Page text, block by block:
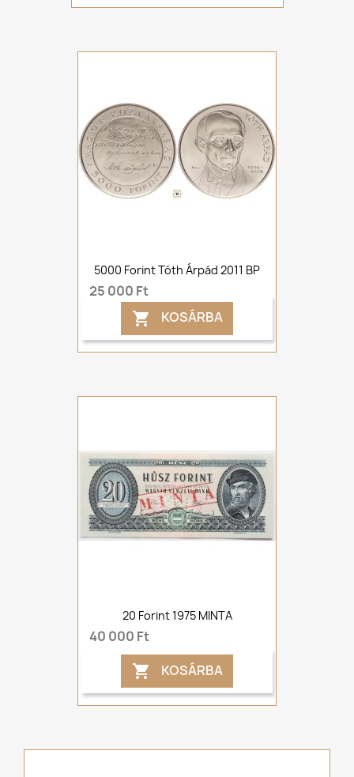
5000 Forint Tóth Árpád 2011 BP
25 000 Ft
 KOSÁRBA
20 Forint 1975 MINTA
40 000 Ft
 KOSÁRBA